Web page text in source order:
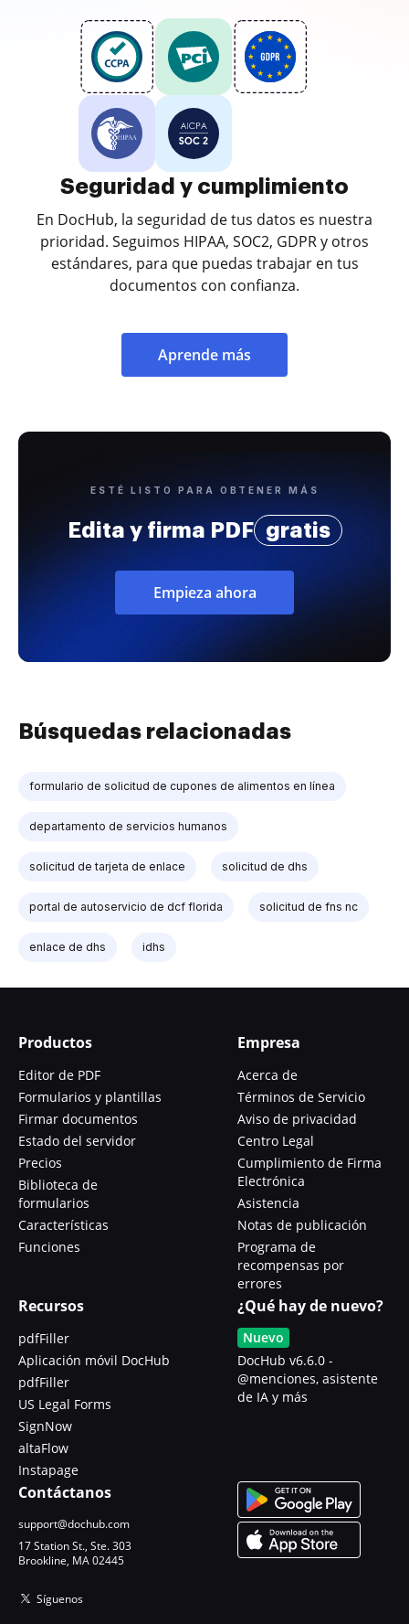
Seguridad y cumplimiento
En DocHub, la seguridad de tus datos es nuestra
prioridad. Seguimos HIPAA, SOC2, GDPR y otros
estándares, para que puedas trabajar en tus
documentos con confianza.
Aprende más
ESTÉ LISTO PARA OBTENER MÁS
Edita y firma PDF gratis
Empieza ahora
Búsquedas relacionadas
formulario de solicitud de cupones de alimentos en línea
departamento de servicios humanos
solicitud de tarjeta de enlace solicitud de dhs
portal de autoservicio de dcf florida solicitud de fns nc
enlace de dhs idhs
Productos
Editor de PDF
Formularios y plantillas
Firmar documentos
Estado del servidor
Precios
Biblioteca de
formularios
Características
Funciones
Empresa
Acerca de
Términos de Servicio
Aviso de privacidad
Centro Legal
Cumplimiento de Firma
Electrónica
Asistencia
Notas de publicación
Programa de
recompensas por
errores
Recursos
pdfFiller
Aplicación móvil DocHub
pdfFiller
US Legal Forms
SignNow
altaFlow
Instapage
¿Qué hay de nuevo?
Nuevo
DocHub v6.6.0 -
@menciones, asistente
de IA y más
Contáctanos
support@dochub.com
17 Station St., Ste. 303
Brookline, MA 02445
Síguenos